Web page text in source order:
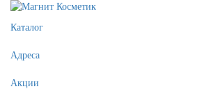
Каталог
Адреса
Акции